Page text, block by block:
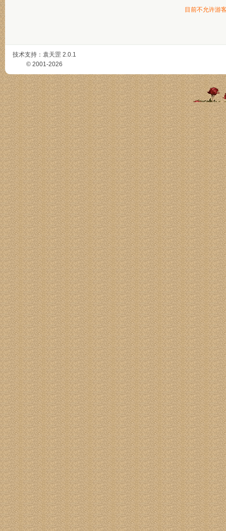
目前不允许游
技术支持： 袁天罡 2.0.1
© 2001-2026